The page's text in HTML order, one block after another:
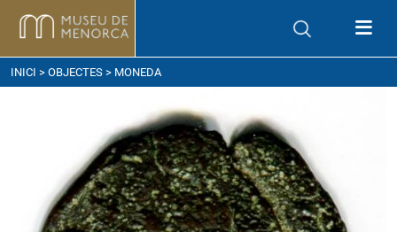
arribar
INICI > OBJECTES > MONEDA